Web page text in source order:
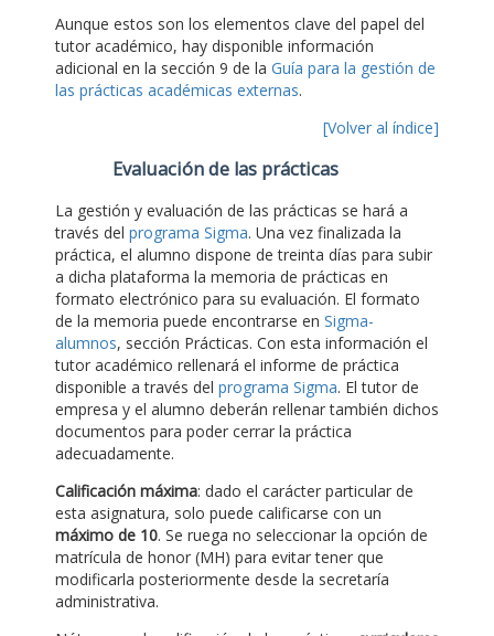
Aunque estos son los elementos clave del papel del
tutor académico, hay disponible información
adicional en la sección 9 de la Guía para la gestión de
las prácticas académicas externas.
[Volver al índice]
Evaluación de las prácticas
La gestión y evaluación de las prácticas se hará a
través del programa Sigma. Una vez finalizada la
práctica, el alumno dispone de treinta días para subir
a dicha plataforma la memoria de prácticas en
formato electrónico para su evaluación. El formato
de la memoria puede encontrarse en Sigma-
alumnos, sección Prácticas. Con esta información el
tutor académico rellenará el informe de práctica
disponible a través del programa Sigma. El tutor de
empresa y el alumno deberán rellenar también dichos
documentos para poder cerrar la práctica
adecuadamente.
Calificación máxima: dado el carácter particular de
esta asignatura, solo puede calificarse con un
máximo de 10. Se ruega no seleccionar la opción de
matrícula de honor (MH) para evitar tener que
modificarla posteriormente desde la secretaría
administrativa.